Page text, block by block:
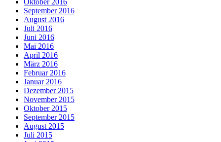
Oktober 2016
September 2016
August 2016
Juli 2016
Juni 2016
Mai 2016
April 2016
März 2016
Februar 2016
Januar 2016
Dezember 2015
November 2015
Oktober 2015
September 2015
August 2015
Juli 2015